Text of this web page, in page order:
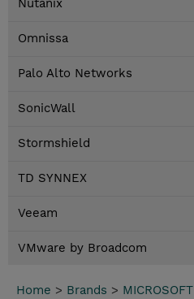
Nutanix
Omnissa
Palo Alto Networks
SonicWall
Stormshield
TD SYNNEX
Veeam
VMware by Broadcom
Home > Brands > MICROSOFT